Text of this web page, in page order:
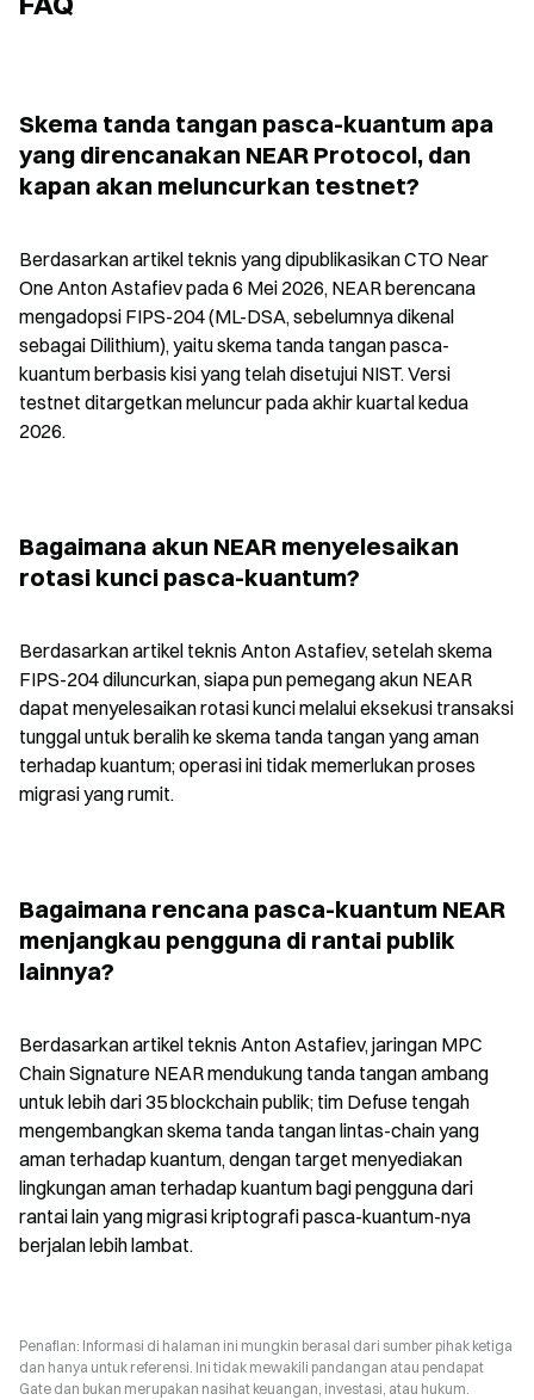
Skema tanda tangan pasca-kuantum apa
yang direncanakan NEAR Protocol, dan
kapan akan meluncurkan testnet?
Berdasarkan artikel teknis yang dipublikasikan CTO Near
One Anton Astafiev pada 6 Mei 2026, NEAR berencana
mengadopsi FIPS-204 (ML-DSA, sebelumnya dikenal
sebagai Dilithium), yaitu skema tanda tangan pasca-
kuantum berbasis kisi yang telah disetujui NIST. Versi
testnet ditargetkan meluncur pada akhir kuartal kedua
2026.
Bagaimana akun NEAR menyelesaikan
rotasi kunci pasca-kuantum?
Berdasarkan artikel teknis Anton Astafiev, setelah skema
FIPS-204 diluncurkan, siapa pun pemegang akun NEAR
dapat menyelesaikan rotasi kunci melalui eksekusi transaksi
tunggal untuk beralih ke skema tanda tangan yang aman
terhadap kuantum; operasi ini tidak memerlukan proses
migrasi yang rumit.
Bagaimana rencana pasca-kuantum NEAR
menjangkau pengguna di rantai publik
lainnya?
Berdasarkan artikel teknis Anton Astafiev, jaringan MPC
Chain Signature NEAR mendukung tanda tangan ambang
untuk lebih dari 35 blockchain publik; tim Defuse tengah
mengembangkan skema tanda tangan lintas-chain yang
aman terhadap kuantum, dengan target menyediakan
lingkungan aman terhadap kuantum bagi pengguna dari
rantai lain yang migrasi kriptografi pasca-kuantum-nya
berjalan lebih lambat.
Penafian: Informasi di halaman ini mungkin berasal dari sumber pihak ketiga
dan hanya untuk referensi. Ini tidak mewakili pandangan atau pendapat
Gate dan bukan merupakan nasihat keuangan, investasi, atau hukum.